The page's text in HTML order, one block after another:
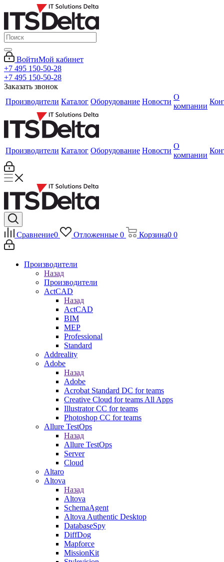
ВойтиМой кабинет
+7 495 150-50-28
+7 495 150-50-28
Заказать звонок
Производители Каталог Оборудование Новости
О
компании
Производители Каталог Оборудование Новости
О
компании
Сравнение0 Отложенные 0 Корзина0 0
Производители
Назад
Производители
ActCAD
Назад
ActCAD
BIM
MEP
Professional
Standard
Addreality
Adobe
Назад
Adobe
Acrobat Standard DC for teams
Creative Cloud for teams All Apps
Illustrator CC for teams
Photoshop CC for teams
Allure TestOps
Назад
Allure TestOps
Server
Cloud
Altaro
Altova
Назад
Altova
SchemaAgent
Altova Authentic Desktop
DatabaseSpy
DiffDog
Mapforce
MissionKit